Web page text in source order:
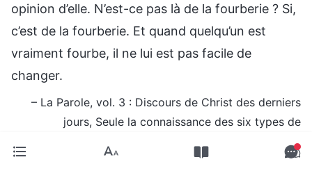
opinion d’elle. N’est-ce pas là de la fourberie ? Si,
c’est de la fourberie. Et quand quelqu’un est
vraiment fourbe, il ne lui est pas facile de
changer.
– La Parole, vol. 3 : Discours de Christ des derniers
jours, Seule la connaissance des six types de
tempéraments corrompus signifie que l’on se connaît
véritablement soi-même